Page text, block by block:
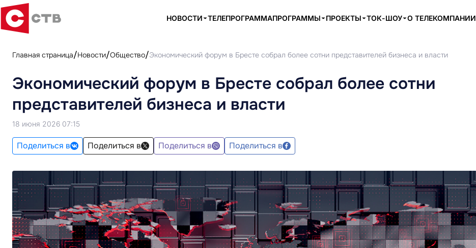
НОВОСТИ ТЕЛЕПРОГРАММАПРОГРАММЫ ПРОЕКТЫ ТОК-ШОУ О ТЕЛЕКОМПАНИИ
Главная страница Новости Общество Экономический форум в Бресте собрал более сотни представителей бизнеса и власти
Экономический форум в Бресте собрал более сотни
представителей бизнеса и власти
18 июня 2026 07:15
Поделиться в Поделиться в Поделиться в Поделиться в